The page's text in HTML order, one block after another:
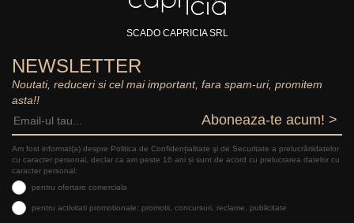
SCADO CAPRICIA SRL
NEWSLETTER
Noutati, reduceri si cel mai important, fara spam-uri, promitem
asta!!
Aboneaza-te acum! >
Am fost informat(a) despre Politica de Confidențialitate şi de Securitate a prelucrăriidatelor
cu caracter personal, declar ca am peste 16 ani și sunt de acord cu prelucrarea datelor cu
caracter personal:
pentru ofertare comerciala
pentru activitati promotionale: promotii, concursuri, reclame, publicitate